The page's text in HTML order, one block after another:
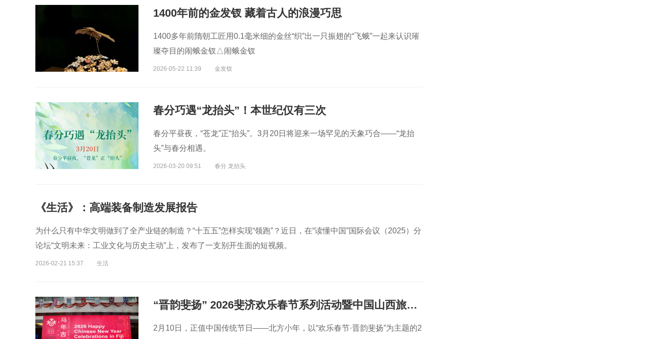
1400年前的金发钗 藏着古人的浪漫巧思
1400多年前隋朝工匠用0.1毫米细的金丝“织”出一只振翅的“飞蛾”一起来认识璀
璨夺目的闹蛾金钗△闹蛾金钗
2026-05-22 11:39 金发钗
春分巧遇“龙抬头”！本世纪仅有三次
春分平昼夜，“苍龙”正“抬头”。3月20日将迎来一场罕见的天象巧合——“龙抬
头”与春分相遇。
2026-03-20 09:51 春分 龙抬头
《生活》：高端装备制造发展报告
为什么只有中华文明做到了全产业链的制造？“十五五”怎样实现“领跑”？近日，在“读懂中国”国际会议（2025）分
论坛“文明未来：工业文化与历史主动”上，发布了一支别开生面的短视频。
2026-02-21 15:37 生活
“晋韵斐扬” 2026斐济欢乐春节系列活动暨中国山西旅游文化推广年启动仪式成功举办
2月10日，正值中国传统节日——北方小年，以“欢乐春节·晋韵斐扬”为主题的2